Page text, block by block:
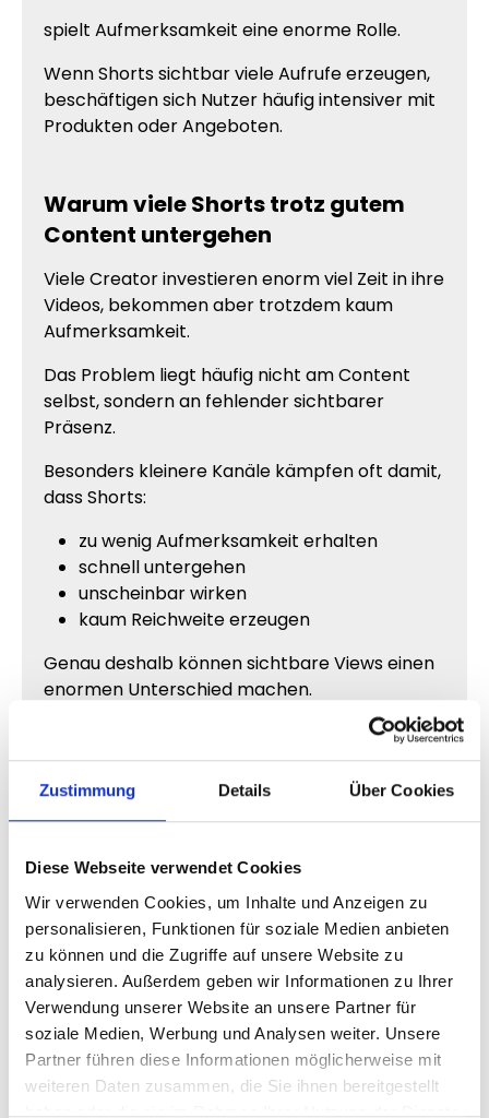
Zustimmung Details Über Cookies
Diese Webseite verwendet Cookies
Wir verwenden Cookies, um Inhalte und Anzeigen zu
personalisieren, Funktionen für soziale Medien anbieten
zu können und die Zugriffe auf unsere Website zu
analysieren. Außerdem geben wir Informationen zu Ihrer
Verwendung unserer Website an unsere Partner für
soziale Medien, Werbung und Analysen weiter. Unsere
Partner führen diese Informationen möglicherweise mit
weiteren Daten zusammen, die Sie ihnen bereitgestellt
haben oder die sie im Rahmen Ihrer Nutzung der Dienste
spielt Aufmerksamkeit eine enorme Rolle.
Wenn Shorts sichtbar viele Aufrufe erzeugen,
beschäftigen sich Nutzer häufig intensiver mit
Produkten oder Angeboten.
Warum viele Shorts trotz gutem
Content untergehen
Viele Creator investieren enorm viel Zeit in ihre
Videos, bekommen aber trotzdem kaum
Aufmerksamkeit.
Das Problem liegt häufig nicht am Content
selbst, sondern an fehlender sichtbarer
Präsenz.
Besonders kleinere Kanäle kämpfen oft damit,
dass Shorts:
zu wenig Aufmerksamkeit erhalten
schnell untergehen
unscheinbar wirken
kaum Reichweite erzeugen
Genau deshalb können sichtbare Views einen
enormen Unterschied machen.
Warum Shorts mit vielen Views
viraler wirken
automatisch mit trendigem oder relevantem
Content.
Ein Short mit sichtbaren Views wirkt häufig:
beliebter
spannender
stärker wahrgenommen
interessanter